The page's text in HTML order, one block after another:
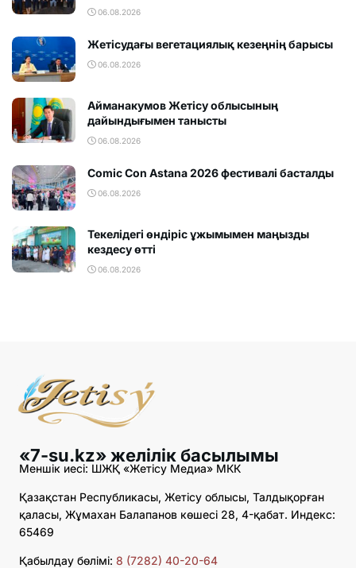
06.08.2026
Жетісудағы вегетациялық кезеңнің барысы
06.08.2026
Айманакумов Жетісу облысының
дайындығымен танысты
06.08.2026
Comic Con Astana 2026 фестивалi басталды
06.08.2026
Текелідегі өндіріс ұжымымен маңызды
кездесу өтті
06.08.2026
«7-su.kz» желілік басылымы
Меншік иесі: ШЖҚ «Жетісу Медиа» МКК
Қазақстан Республикасы, Жетісу облысы, Талдықорған
қаласы, Жұмахан Балапанов көшесі 28, 4-қабат. Индекс:
65469
Қабылдау бөлімі: 8 (7282) 40-20-64